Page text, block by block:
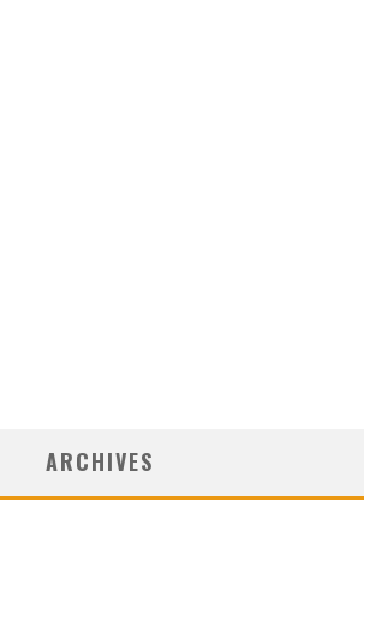
ARCHIVES